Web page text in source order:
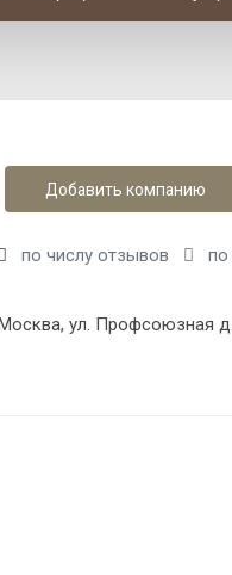
Добавить компанию
по числу отзывов по
ул. Профсоюзная